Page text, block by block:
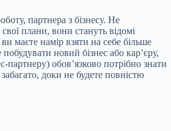
партнера з бізнесу. Не
плани, вони стануть відомі
маєте намір взяти на себе більше
побудувати новий бізнес або кар’єру,
партнеру) обов’язково потрібно знати
доки не будете повністю